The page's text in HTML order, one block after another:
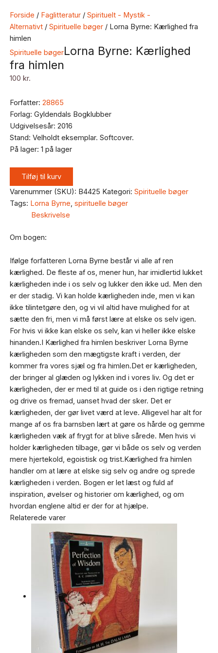
Forside / Faglitteratur / Spirituelt - Mystik -
Alternativt / Spirituelle bøger / Lorna Byrne: Kærlighed fra
himlen
Spirituelle bøgerLorna Byrne: Kærlighed
fra himlen
100 kr.
Forfatter: 28865
Forlag: Gyldendals Bogklubber
Udgivelsesår: 2016
Stand: Velholdt eksemplar. Softcover.
På lager: 1 på lager
Tilføj til kurv
Varenummer (SKU): B4425 Kategori: Spirituelle bøger
Tags: Lorna Byrne, spirituelle bøger
Beskrivelse
Om bogen:
Ifølge forfatteren Lorna Byrne består vi alle af ren
kærlighed. De fleste af os, mener hun, har imidlertid lukket
kærligheden inde i os selv og lukker den ikke ud. Men den
er der stadig. Vi kan holde kærligheden inde, men vi kan
ikke tilintetgøre den, og vi vil altid have mulighed for at
sætte den fri, men vi må først lære at elske os selv igen.
For hvis vi ikke kan elske os selv, kan vi heller ikke elske
hinanden.I Kærlighed fra himlen beskriver Lorna Byrne
kærligheden som den mægtigste kraft i verden, der
kommer fra vores sjæl og fra himlen.Det er kærligheden,
der bringer al glæden og lykken ind i vores liv. Og det er
kærligheden, der er med til at guide os i den rigtige retning
og drive os fremad, uanset hvad der sker. Det er
kærligheden, der gør livet værd at leve. Alligevel har alt for
mange af os fra barnsben lært at gøre os hårde og gemme
kærligheden væk af frygt for at blive sårede. Men hvis vi
holder kærligheden tilbage, gør vi både os selv og verden
mere hjertekold, egoistisk og trist.Kærlighed fra himlen
handler om at lære at elske sig selv og andre og sprede
kærligheden i verden. Bogen er let læst og fuld af
inspiration, øvelser og historier om kærlighed, og om
hvordan englene altid er der for at hjælpe.
Relaterede varer